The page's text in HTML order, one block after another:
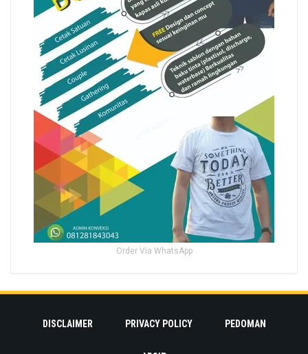
Order Via WhatsApp
DISCLAIMER PRIVACY POLICY PEDOMAN